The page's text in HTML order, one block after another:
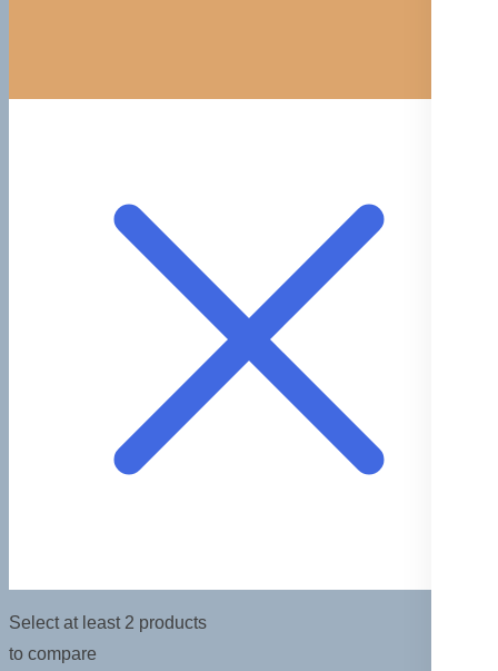
Select at least 2 products
to compare